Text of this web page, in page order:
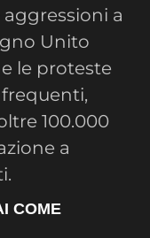
aggressioni a
Unito
e le proteste
100.000
a
COME